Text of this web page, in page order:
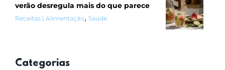
verão desregula mais do que parece
Receitas | Alimentação, Saúde
Categorias